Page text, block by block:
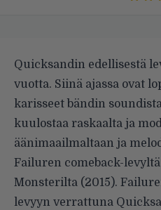
Quicksandin edellisestä
vuotta. Siinä ajassa ovat
karisseet bändin
kuulostaa raskaalta ja
äänimaailmaltaan ja
Failuren comeback-
Monsterilta (2015).
levyyn verrattuna